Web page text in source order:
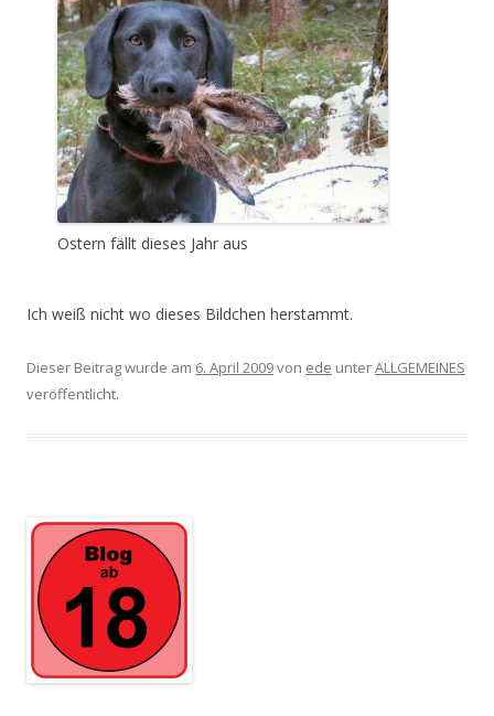
Ostern fällt dieses Jahr aus
Ich weiß nicht wo dieses Bildchen herstammt.
Dieser Beitrag wurde am 6. April 2009von ede unterALLGEMEINES
veröffentlicht.